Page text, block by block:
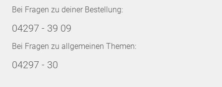
Bei Fragen zu deiner Bestellung:
04297 - 39 09
Bei Fragen zu allgemeinen Themen:
04297 - 30